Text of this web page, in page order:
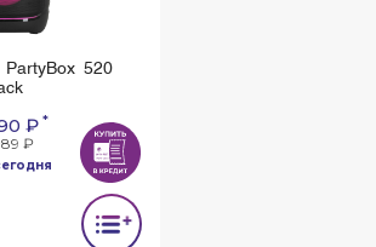
PartyBox 520
₽ *
₽